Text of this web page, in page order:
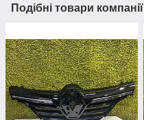
Подібні товари компанії